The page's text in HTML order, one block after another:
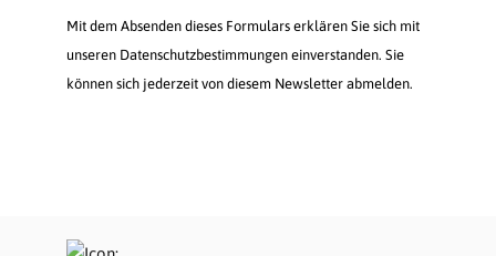
Mit dem Absenden dieses Formulars erklären Sie sich mit
unseren Datenschutzbestimmungen einverstanden. Sie
können sich jederzeit von diesem Newsletter abmelden.